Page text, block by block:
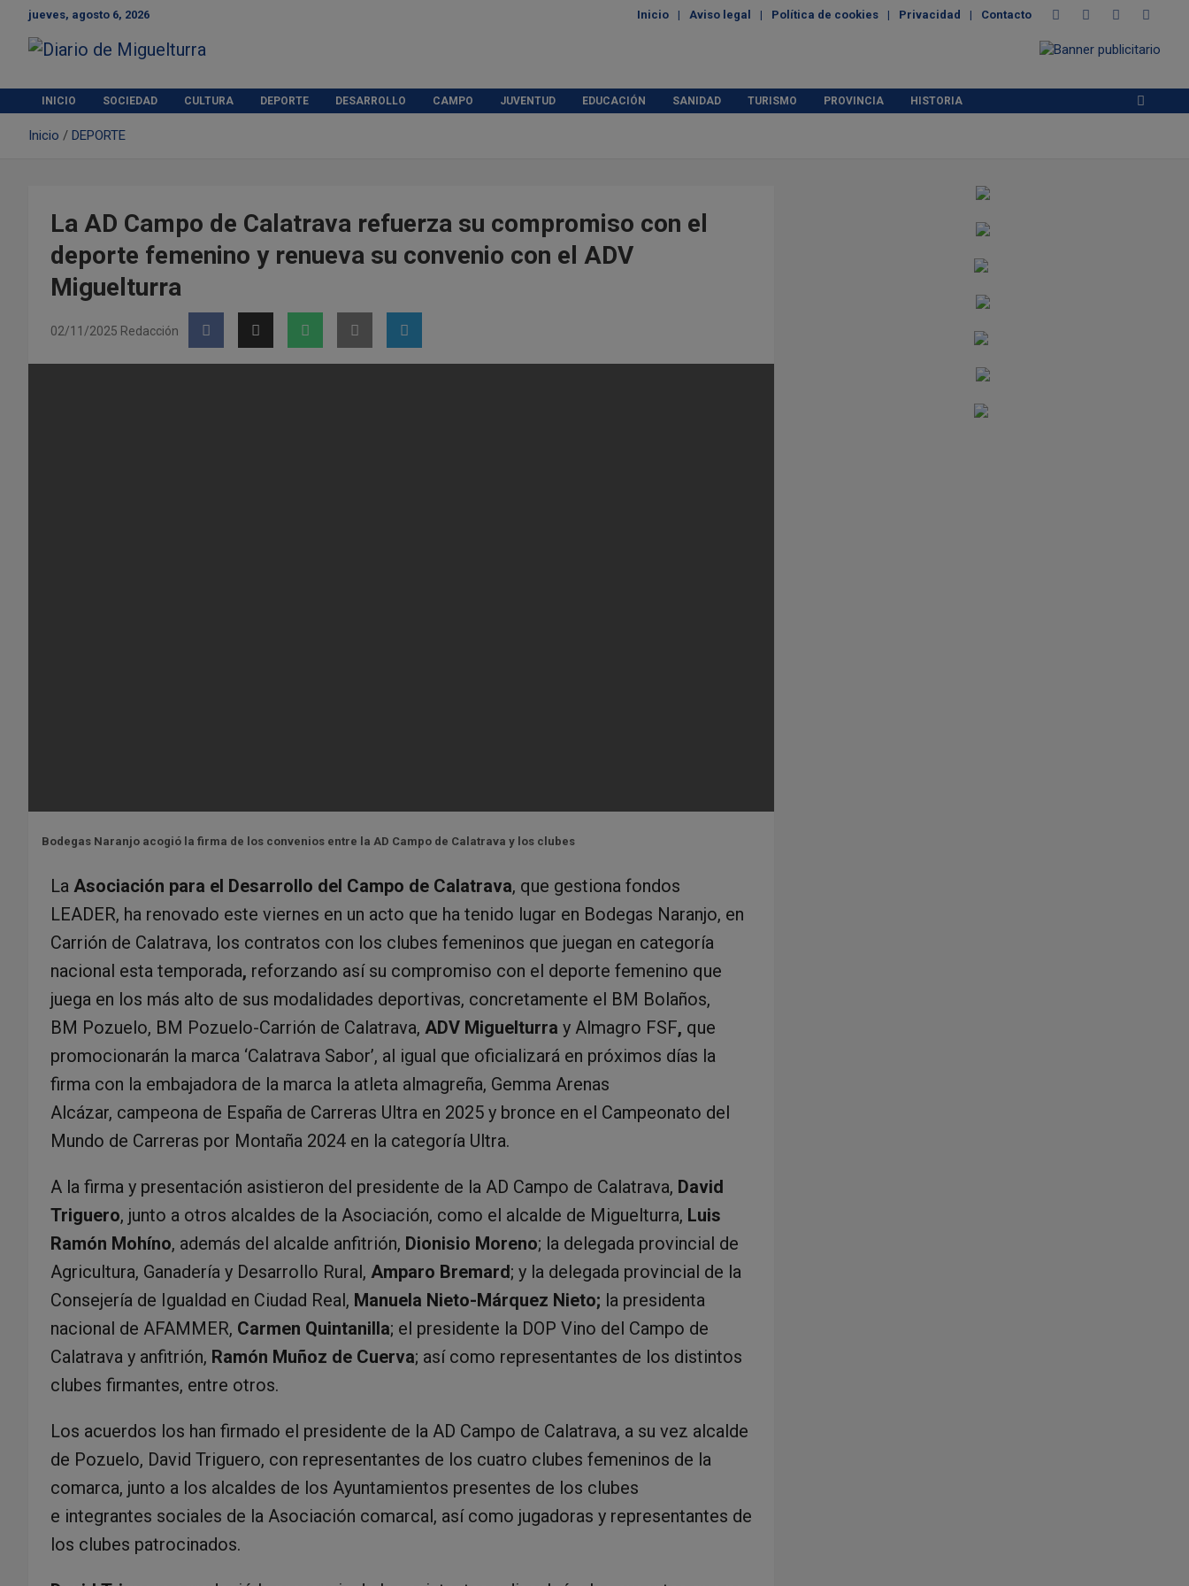
jueves, agosto 6, 2026 Inicio Aviso legal Política de cookies Privacidad Contacto
Diario de Miguelturra
INICIO SOCIEDAD CULTURA DEPORTE DESARROLLO CAMPO JUVENTUD EDUCACIÓN SANIDAD TURISMO PROVINCIA HISTORIA
Inicio DEPORTE
La AD Campo de Calatrava refuerza su compromiso con el
deporte femenino y renueva su convenio con el ADV
Miguelturra
02/11/2025 Redacción
Bodegas Naranjo acogió la firma de los convenios entre la AD Campo de Calatrava y los clubes
La Asociación para el Desarrollo del Campo de Calatrava, que gestiona fondos
LEADER, ha renovado este viernes en un acto que ha tenido lugar en Bodegas Naranjo, en
Carrión de Calatrava, los contratos con los clubes femeninos que juegan en categoría
nacional esta temporada, reforzando así su compromiso con el deporte femenino que
juega en los más alto de sus modalidades deportivas, concretamente el BM Bolaños,
BM Pozuelo, BM Pozuelo-Carrión de Calatrava, ADV Miguelturra y Almagro FSF, que
promocionarán la marca ‘Calatrava Sabor’, al igual que oficializará en próximos días la
firma con la embajadora de la marca la atleta almagreña, Gemma Arenas
Alcázar, campeona de España de Carreras Ultra en 2025 y bronce en el Campeonato del
Mundo de Carreras por Montaña 2024 en la categoría Ultra.
A la firma y presentación asistieron del presidente de la AD Campo de Calatrava, David
Triguero, junto a otros alcaldes de la Asociación, como el alcalde de Miguelturra, Luis
Ramón Mohíno, además del alcalde anfitrión, Dionisio Moreno; la delegada provincial de
Agricultura, Ganadería y Desarrollo Rural, Amparo Bremard; y la delegada provincial de la
Consejería de Igualdad en Ciudad Real, Manuela Nieto-Márquez Nieto; la presidenta
nacional de AFAMMER, Carmen Quintanilla; el presidente la DOP Vino del Campo de
Calatrava y anfitrión, Ramón Muñoz de Cuerva; así como representantes de los distintos
clubes firmantes, entre otros.
Los acuerdos los han firmado el presidente de la AD Campo de Calatrava, a su vez alcalde
de Pozuelo, David Triguero, con representantes de los cuatro clubes femeninos de la
comarca, junto a los alcaldes de los Ayuntamientos presentes de los clubes
e integrantes sociales de la Asociación comarcal, así como jugadoras y representantes de
los clubes patrocinados.